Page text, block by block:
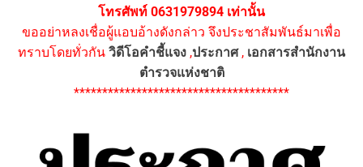
โทรศัพท์ 0631979894 เท่านั้น
ขออย่าหลงเชื่อผู้แอบอ้างดังกล่าว จึงประชาสัมพันธ์มาเพื่อ
ทราบโดยทั่วกัน วิดีโอคำชี้แจง ,ประกาศ, เอกสารสำนักงาน
ตำรวจแห่งชาติ
**************************************